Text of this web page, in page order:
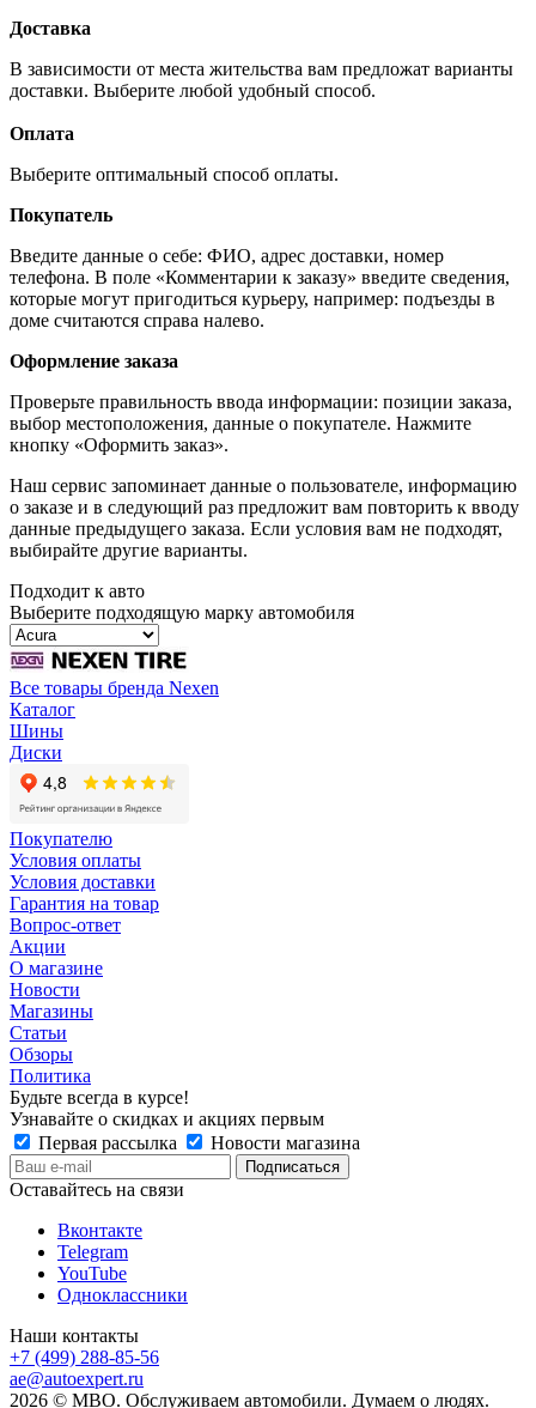
Доставка
В зависимости от места жительства вам предложат варианты
доставки. Выберите любой удобный способ.
Оплата
Выберите оптимальный способ оплаты.
Покупатель
Введите данные о себе: ФИО, адрес доставки, номер
телефона. В поле «Комментарии к заказу» введите сведения,
которые могут пригодиться курьеру, например: подъезды в
доме считаются справа налево.
Оформление заказа
Проверьте правильность ввода информации: позиции заказа,
выбор местоположения, данные о покупателе. Нажмите
кнопку «Оформить заказ».
Наш сервис запоминает данные о пользователе, информацию
о заказе и в следующий раз предложит вам повторить к вводу
данные предыдущего заказа. Если условия вам не подходят,
выбирайте другие варианты.
Подходит к авто
Выберите подходящую марку автомобиля
Все товары бренда Nexen
Каталог
Шины
Диски
Покупателю
Условия оплаты
Условия доставки
Гарантия на товар
Вопрос-ответ
Акции
О магазине
Новости
Магазины
Статьи
Обзоры
Политика
Будьте всегда в курсе!
Узнавайте о скидках и акциях первым
Первая рассылка
Новости магазина
Оставайтесь на связи
Вконтакте
Telegram
YouTube
Одноклассники
Наши контакты
+7 (499) 288-85-56
ae@autoexpert.ru
2026 © МВО. Обслуживаем автомобили. Думаем о людях.